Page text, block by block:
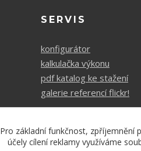
SERVIS
konfigurátor
kalkulačka výkonu
pdf katalog ke stažení
galerie referencí flickr!
Pro základní funkčnost, zpříjemnění
účely cílení reklamy využíváme